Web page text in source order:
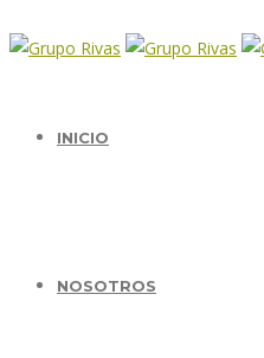
INICIO
NOSOTROS